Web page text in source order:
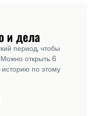
и дела
период, чтобы
Можно открыть 6
по этому